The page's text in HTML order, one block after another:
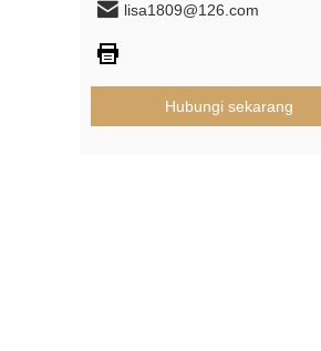
lisa1809@126.com
Hubungi sekarang